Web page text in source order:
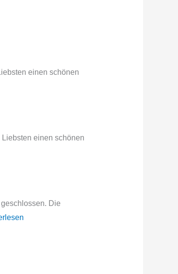
einen schönen
einen schönen
Die